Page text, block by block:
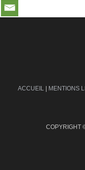
ACCUEIL | MENTIONS
COPYRIGHT